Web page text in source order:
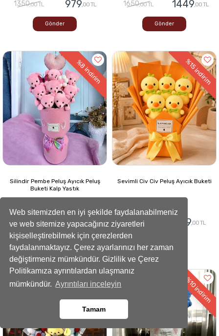
Web sitemizden en iyi şekilde faydalanabilmeniz
ve web sitemize yapacağınız ziyaretleri
kişiselleştirebilmek için çerezlerden
faydalanmaktayız. Çerez ayarlarınızı her zaman
değiştirmeniz mümkündür. Gizlilik ve Çerez
Politikamıza ayrıntılardan ulaşmanız
mümkündür. Ayrıntıları inceleyin
Tamam
1350,00 TL 979,00 TL
Gönder
1650,00 TL 1449,00 TL
Gönder
%8
indirim
Silindir Pembe Peluş Ayıcık Peluş
Buketi Kalp Yastık
1550,00 TL 1429,00 TL
%15
indirim
Sevimli Civ Civ Peluş Ayıcık Buketi
1150,00 TL 979,00 TL
%21
indirim
%10
indirim